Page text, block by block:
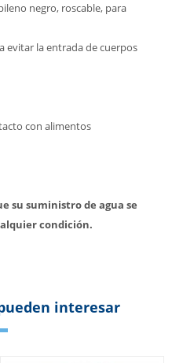
negro, roscable, para
evitar la entrada de cuerpos
con alimentos
su suministro de agua se
condición.
interesar